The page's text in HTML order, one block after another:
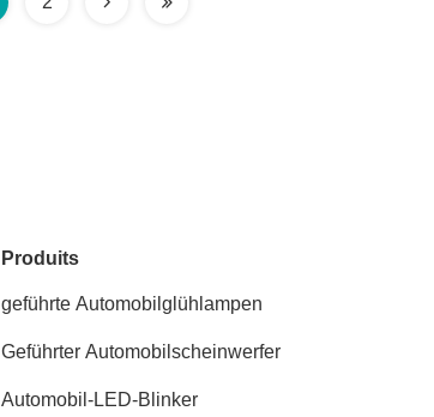
Produits
geführte Automobilglühlampen
Geführter Automobilscheinwerfer
Automobil-LED-Blinker